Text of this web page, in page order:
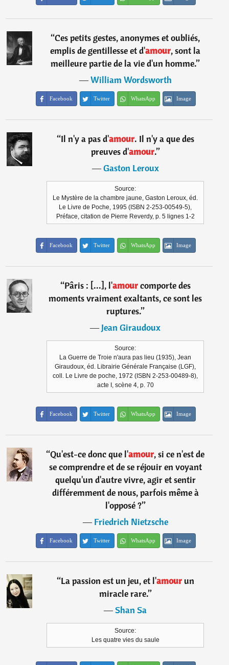
“Ces petits gestes, anonymes et oubliés,
emplis de gentillesse et d'amour, sont la
meilleure partie de la vie d'un homme.”
―William Wordsworth
Facebook Twitter WhatsApp Image
“Il n'y a pas d'amour. Il n'y a que des
preuves d'amour.”
―Gaston Leroux
Source:
Le Mystère de la chambre jaune, Gaston Leroux, éd.
Le Livre de Poche, 1995 (ISBN 2-253-00549-5),
Préface, citation de Pierre Reverdy, p. 5 lignes 1-2
Facebook Twitter WhatsApp Image
“Pâris : [...], l'amourcomporte des
moments vraiment exaltants, ce sont les
ruptures.”
―Jean Giraudoux
Source:
La Guerre de Troie n'aura pas lieu (1935), Jean
Giraudoux, éd. Librairie Générale Française (LGF),
coll. Le Livre de poche, 1972 (ISBN 2-253-00489-8),
acte I, scène 4, p. 70
Facebook Twitter WhatsApp Image
“Qu'est-ce donc que l'amour, si ce n'est de
se comprendre et de se réjouir en voyant
quelqu'un d'autre vivre, agir et sentir
différemment de nous, parfois même à
l'opposé ?”
―Friedrich Nietzsche
Facebook Twitter WhatsApp Image
“La passion est un jeu, et l'amourun
miracle rare.”
―Shan Sa
Source:
Les quatre vies du saule